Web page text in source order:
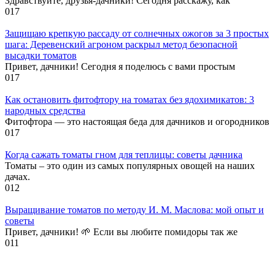
017
Защищаю крепкую рассаду от солнечных ожогов за 3 простых
шага: Деревенский агроном раскрыл метод безопасной
высадки томатов
Привет, дачники! Сегодня я поделюсь с вами простым
017
Как остановить фитофтору на томатах без ядохимикатов: 3
народных средства
Фитофтора — это настоящая беда для дачников и огородников
017
Когда сажать томаты гном для теплицы: советы дачника
Томаты – это один из самых популярных овощей на наших
дачах.
012
Выращивание томатов по методу И. М. Маслова: мой опыт и
советы
Привет, дачники! 🌱 Если вы любите помидоры так же
011